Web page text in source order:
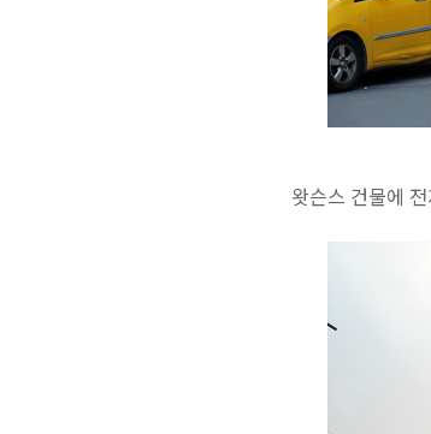
왓슨스 건물에